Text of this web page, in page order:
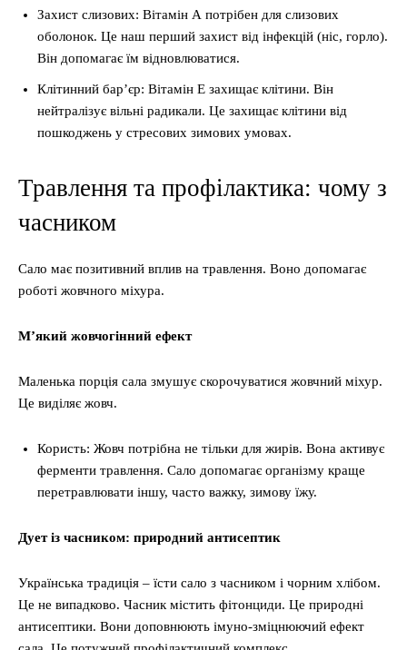
Захист слизових: Вітамін А потрібен для слизових
оболонок. Це наш перший захист від інфекцій (ніс, горло).
Він допомагає їм відновлюватися.
Клітинний бар’єр: Вітамін Е захищає клітини. Він
нейтралізує вільні радикали. Це захищає клітини від
пошкоджень у стресових зимових умовах.
Травлення та профілактика: чому з
часником
Сало має позитивний вплив на травлення. Воно допомагає
роботі жовчного міхура.
М’який жовчогінний ефект
Маленька порція сала змушує скорочуватися жовчний міхур.
Це виділяє жовч.
Користь: Жовч потрібна не тільки для жирів. Вона активує
ферменти травлення. Сало допомагає організму краще
перетравлювати іншу, часто важку, зимову їжу.
Дует із часником: природний антисептик
Українська традиція – їсти сало з часником і чорним хлібом.
Це не випадково. Часник містить фітонциди. Це природні
антисептики. Вони доповнюють імуно-зміцнюючий ефект